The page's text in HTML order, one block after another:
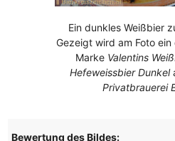
Ein dunkles Weißbier
Gezeigt wird am Foto
Marke Valentins
Hefeweissbier Dunkel
Privatbrauerei
Bewertung des Bildes: